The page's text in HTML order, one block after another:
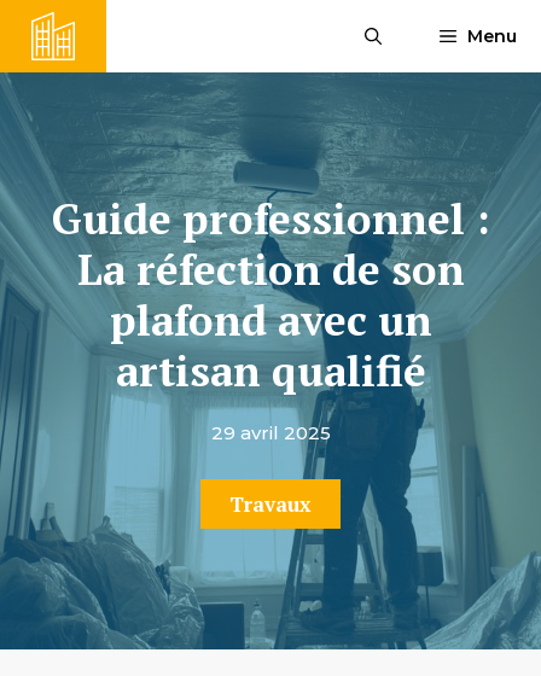
Aller
contenu
Menu
Guide professionnel :
La réfection de son
plafond avec un
artisan qualifié
29 avril 2025
Travaux